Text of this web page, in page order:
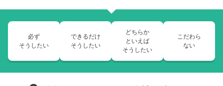
必ず
そうしたい
できるだけ
そうしたい
どちらか
といえば
そうしたい
こだわら
ない